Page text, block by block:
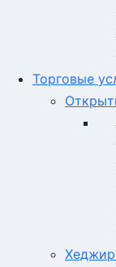
Торговые